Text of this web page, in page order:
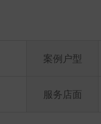
案例户型
服务店面